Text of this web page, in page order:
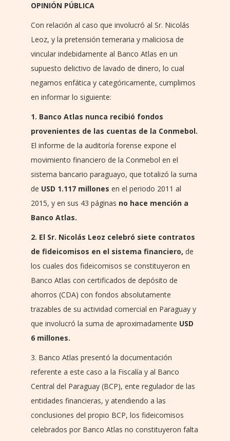
OPINIÓN PÚBLICA
Con relación al caso que involucró al Sr. Nicolás
Leoz, y la pretensión temeraria y maliciosa de
vincular indebidamente al Banco Atlas en un
supuesto delictivo de lavado de dinero, lo cual
negamos enfática y categóricamente, cumplimos
en informar lo siguiente:
1. Banco Atlas nunca recibió fondos
provenientes de las cuentas de la Conmebol.
El informe de la auditoría forense expone el
movimiento financiero de la Conmebol en el
sistema bancario paraguayo, que totalizó la suma
de USD 1.117 millones en el periodo 2011 al
2015, y en sus 43 páginas no hace mención a
Banco Atlas.
2. El Sr. Nicolás Leoz celebró siete contratos
de fideicomisos en el sistema financiero, de
los cuales dos fideicomisos se constituyeron en
Banco Atlas con certificados de depósito de
ahorros (CDA) con fondos absolutamente
trazables de su actividad comercial en Paraguay y
que involucró la suma de aproximadamente USD
6 millones.
3. Banco Atlas presentó la documentación
referente a este caso a la Fiscalía y al Banco
Central del Paraguay (BCP), ente regulador de las
entidades financieras, y atendiendo a las
conclusiones del propio BCP, los fideicomisos
celebrados por Banco Atlas no constituyeron falta